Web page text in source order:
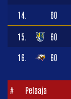
14. 60
15. 60
16. 60
# Pelaaja